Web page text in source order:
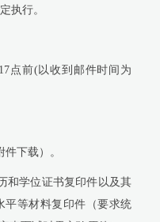
执行。
前(以收到邮件时间为
下载）。
学位证书复印件以及其
平等材料复印件（要求统